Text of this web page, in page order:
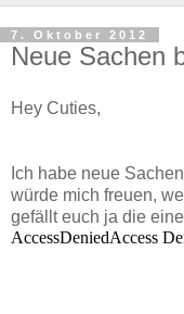
7. Oktober 2012
Neue Sachen
Hey Cuties,
Ich habe neue
würde mich freuen,
gefällt euch ja die